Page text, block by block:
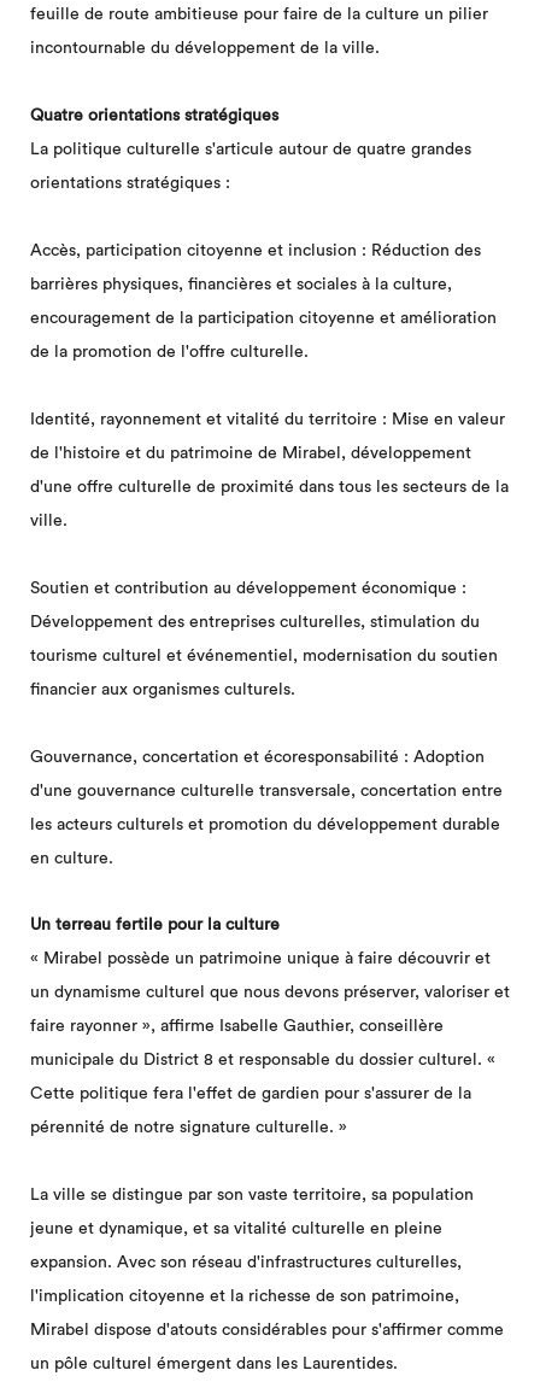
feuille de route ambitieuse pour faire de la culture un pilier
incontournable du développement de la ville.
Quatre orientations stratégiques
La politique culturelle s'articule autour de quatre grandes
orientations stratégiques :
Accès, participation citoyenne et inclusion : Réduction des
barrières physiques, financières et sociales à la culture,
encouragement de la participation citoyenne et amélioration
de la promotion de l'offre culturelle.
Identité, rayonnement et vitalité du territoire : Mise en valeur
de l'histoire et du patrimoine de Mirabel, développement
d'une offre culturelle de proximité dans tous les secteurs de la
ville.
Soutien et contribution au développement économique :
Développement des entreprises culturelles, stimulation du
tourisme culturel et événementiel, modernisation du soutien
financier aux organismes culturels.
Gouvernance, concertation et écoresponsabilité : Adoption
d'une gouvernance culturelle transversale, concertation entre
les acteurs culturels et promotion du développement durable
en culture.
Un terreau fertile pour la culture
« Mirabel possède un patrimoine unique à faire découvrir et
un dynamisme culturel que nous devons préserver, valoriser et
faire rayonner », affirme Isabelle Gauthier, conseillère
municipale du District 8 et responsable du dossier culturel. «
Cette politique fera l'effet de gardien pour s'assurer de la
pérennité de notre signature culturelle. »
La ville se distingue par son vaste territoire, sa population
jeune et dynamique, et sa vitalité culturelle en pleine
expansion. Avec son réseau d'infrastructures culturelles,
l'implication citoyenne et la richesse de son patrimoine,
Mirabel dispose d'atouts considérables pour s'affirmer comme
un pôle culturel émergent dans les Laurentides.